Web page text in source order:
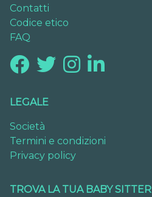
Contatti
Codice etico
FAQ
LEGALE
Società
Termini e condizioni
Privacy policy
TROVA LA TUA BABY SITTER